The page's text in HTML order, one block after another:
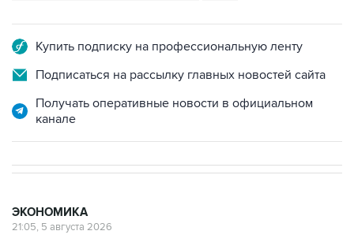
Купить подписку на профессиональную ленту
Подписаться на рассылку главных новостей сайта
Получать оперативные новости в официальном
канале
ЭКОНОМИКА
21:05, 5 августа 2026